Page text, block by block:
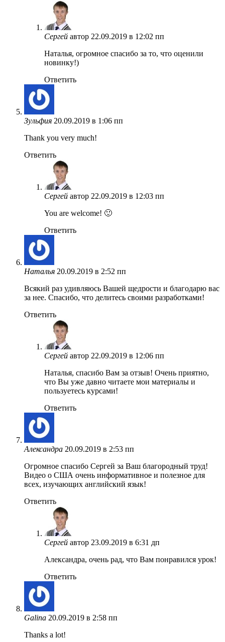
Сергей автор 22.09.2019 в 12:02 пп
Наталья, огромное спасибо за то, что оценили
новинку!)
Ответить
Зульфия 20.09.2019 в 1:06 пп
Thank you very much!
Ответить
Сергей автор 22.09.2019 в 12:03 пп
You are welcome! 🙂
Ответить
Наталья 20.09.2019 в 2:52 пп
Всякий раз удивляюсь Вашей щедрости и благодарю вас
за нее. Спасибо, что делитесь своими разработками!
Ответить
Сергей автор 22.09.2019 в 12:06 пп
Наталья, спасибо Вам за отзыв! Очень приятно,
что Вы уже давно читаете мои материалы и
пользуетесь курсами!
Ответить
Александра 20.09.2019 в 2:53 пп
Огромное спасибо Сергей за Ваш благородный труд!
Видео о США очень информативное и полезное для
всех, изучающих английский язык!
Ответить
Сергей автор 23.09.2019 в 6:31 дп
Александра, очень рад, что Вам понравился урок!
Ответить
Galina 20.09.2019 в 2:58 пп
Thanks a lot!